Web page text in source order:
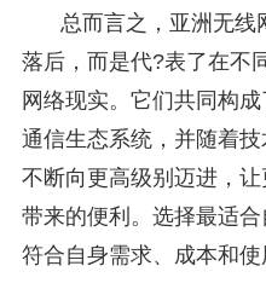
总而言之，亚洲无线
落后，而是代?表了在不
网络现实。它们共同构
通信生态系统，并随着技
不断向更高级别迈进，
带来的便利。选择最适
符合自身需求、成本和使